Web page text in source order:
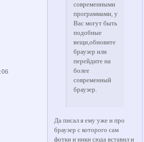
современными
программами, у
Вас могут быть
подобные
вещи,обновите
браузер или
перейдите на
более
современный
браузер.
Да писал я ему уже и про
браузер с которого сам
фотки и ники сюда вставил и